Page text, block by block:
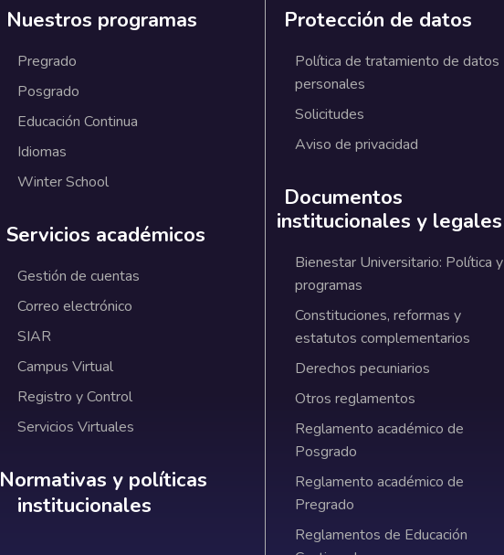
Nuestros programas
Pregrado
Posgrado
Educación Continua
Idiomas
Winter School
Servicios académicos
Gestión de cuentas
Correo electrónico
SIAR
Campus Virtual
Registro y Control
Servicios Virtuales
Normativas y políticas institucionales
Normativas y políticas
institucionales
Protección de datos
Política de tratamiento de datos
personales
Solicitudes
Aviso de privacidad
Documentos
institucionales y legales
Bienestar Universitario: Política y
programas
Constituciones, reformas y
estatutos complementarios
Derechos pecuniarios
Otros reglamentos
Reglamento académico de
Posgrado
Reglamento académico de
Pregrado
Reglamentos de Educación